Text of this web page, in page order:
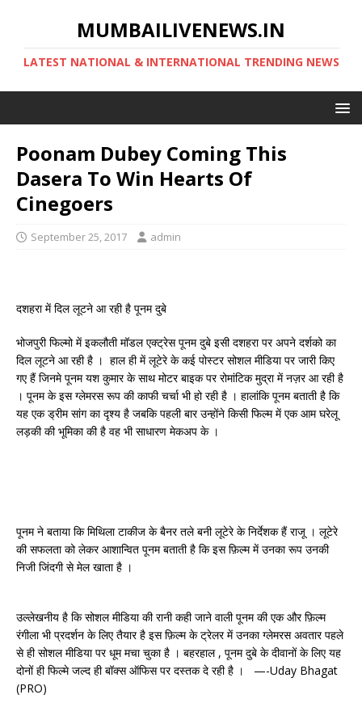
MUMBAILIVENEWS.IN
LATEST NATIONAL & INTERNATIONAL TRENDING NEWS
Poonam Dubey Coming This
Dasera To Win Hearts Of
Cinegoers
September 25, 2017 admin
दशहरा में दिल लूटने आ रही है पूनम दुबे
भोजपुरी फिल्मो में इकलौती मॉडल एक्ट्रेस पूनम दुबे इसी दशहरा पर अपने दर्शको का
दिल लूटने आ रही है । हाल ही में लूटेरे के कई पोस्टर सोशल मीडिया पर जारी किए
गए हैं जिनमे पूनम यश कुमार के साथ मोटर बाइक पर रोमांटिक मुद्रा में नज़र आ रही है
। पूनम के इस ग्लेमरस रूप की काफी चर्चा भी हो रही है । हालांकि पूनम बताती है कि
यह एक ड्रीम सांग का दृश्य है जबकि पहली बार उन्होंने किसी फिल्म में एक आम घरेलू
लड़की की भूमिका की है वह भी साधारण मेकअप के ।
पूनम ने बताया कि मिथिला टाकीज के बैनर तले बनी लूटेरे के निर्देशक हैं राजू । लूटेरे
की सफलता को लेकर आशान्वित पूनम बताती है कि इस फ़िल्म में उनका रूप उनकी
निजी जिंदगी से मेल खाता है ।
उल्लेखनीय है कि सोशल मीडिया की रानी कही जाने वाली पूनम की एक और फ़िल्म
रंगीला भी प्रदर्शन के लिए तैयार है इस फ़िल्म के ट्रेलर में उनका ग्लेमरस अवतार पहले
से ही सोशल मीडिया पर धूम मचा चुका है । बहरहाल , पूनम दुबे के दीवानों के लिए यह
दोनों ही फिल्मे जल्द ही बॉक्स ऑफिस पर दस्तक दे रही है । —-Uday Bhagat
(PRO)